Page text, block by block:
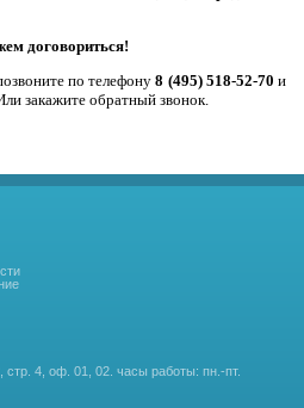
договориться!
по телефону8 (495) 518-52-70 и
закажите обратный звонок.
стр. 4, оф. 01, 02. часы работы: пн.-пт.